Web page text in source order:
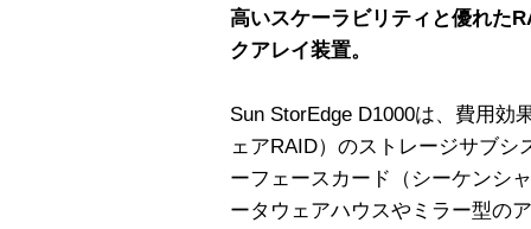
高いスケーラビリティと優れた
クアレイ装置。
Sun StorEdge D1000は、費用効
ェアRAID）のストレージサブ
ーフェースカード（シーケンシ
ータウェアハウスやミラー型の